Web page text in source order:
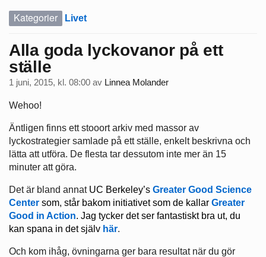
Kategorier Livet
Alla goda lyckovanor på ett
ställe
1 juni, 2015, kl. 08:00 av Linnea Molander
Wehoo!
Äntligen finns ett stooort arkiv med massor av
lyckostrategier samlade på ett ställe, enkelt beskrivna och
lätta att utföra. De flesta tar dessutom inte mer än 15
minuter att göra.
Det är bland annat UC Berkeley’s Greater Good Science
Center som, står bakom initiativet som de kallar Greater
Good in Action. Jag tycker det ser fantastiskt bra ut, du
kan spana in det själv här.
Och kom ihåg, övningarna ger bara resultat när du gör